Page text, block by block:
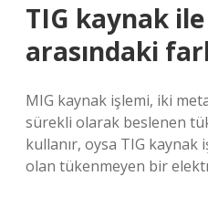
TIG kaynak
arasındaki
MIG kaynak işlemi, iki
sürekli olarak beslenen
kullanır, oysa TIG kaynak
olan tükenmeyen bir